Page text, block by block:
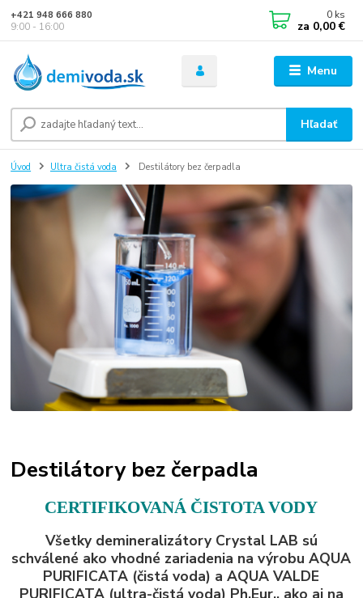
Menu
Hľadať
+421 948 666 880
9:00 - 16:00
0 ks
za 0,00 €
Úvod Ultra čistá voda Destilátory bez čerpadla
Destilátory bez čerpadla
CERTIFIKOVANÁ ČISTOTA VODY
Všetky demineralizátory Crystal LAB sú
schválené ako vhodné zariadenia na výrobu AQUA
PURIFICATA (čistá voda) a AQUA VALDE
PURIFICATA (ultra-čistá voda) Ph.Eur., ako aj na